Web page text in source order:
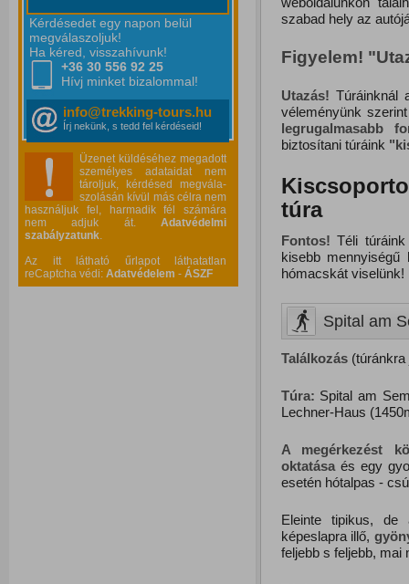
Kérdésedet egy napon belül
megválaszoljuk!
Ha kéred, visszahívunk!
+36 30 556 92 25
Hívj minket bizalommal!
info@trekking-tours.hu
Írj nekünk, s tedd fel kérdéseid!
Üzenet küldéséhez megadott
személyes adataidat nem
tároljuk, kérdésed megvála-
szolásán kívül más célra nem
használjuk fel, harmadik fél számára
nem adjuk át. Adatvédelmi
szabályzatunk.
Az itt látható űrlapot láthatatlan
reCaptcha védi: Adatvédelem - ÁSZF
szabad hely az
Figyelem!
Utazás! Túráinknál
véleményünk
legrugalmasabb
biztosítani túráink "
túra
Fontos! Téli
kisebb
hómacskát viselünk!
Spital am
Találkozás(túránkra
Túra: Spital am
Lechner-Haus
A megérkezést
oktatása és egy
esetén hótalpas -
Eleinte tipikus, de
képeslapra illő,
feljebb s feljebb, mai